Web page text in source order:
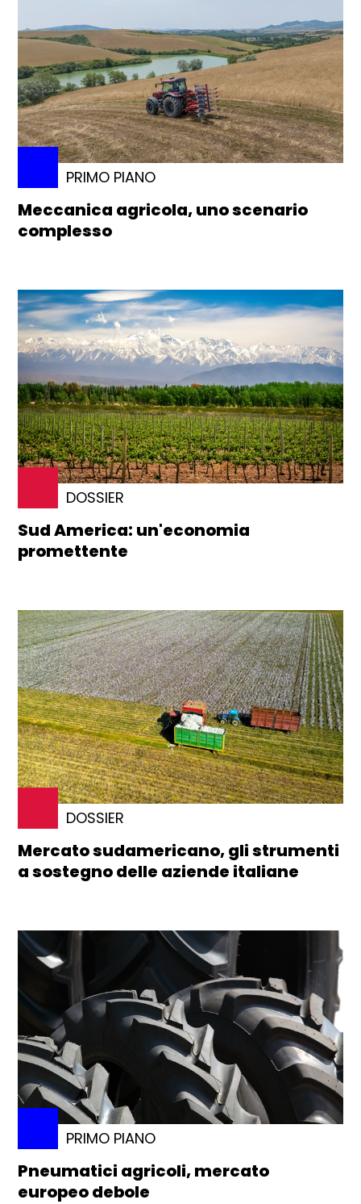
PRIMO PIANO
Meccanica agricola, uno scenario
complesso
DOSSIER
Sud America: un'economia
promettente
DOSSIER
Mercato sudamericano, gli strumenti
a sostegno delle aziende italiane
PRIMO PIANO
Pneumatici agricoli, mercato
europeo debole